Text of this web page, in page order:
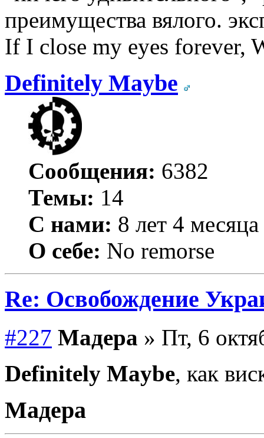
преимущества вялого.
If I close my eyes forever,
Definitely Maybe
Сообщения: 6382
Темы: 14
С нами: 8 лет 4 месяца
О себе: No remorse
Re: Освобождение
#227 Мадера » Пт, 6
Definitely Maybe, как
Мадера